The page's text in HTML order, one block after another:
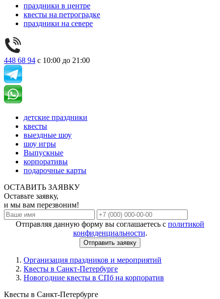
праздники в центре
квесты на петроградке
праздники на севере
448 68 94 с 10:00 до 21:00
детские праздники
квесты
выездные шоу
шоу игры
Выпускные
корпоративы
подарочные карты
ОСТАВИТЬ ЗАЯВКУ
Оставьте заявку,
и мы вам перезвоним!
Отправляя данную форму вы соглашаетесь с политикой
конфиденциальности.
Отправить заявку
Организация праздников и мероприятий
Квесты в Санкт-Петербурге
Новогодние квесты в СПб на корпоратив
Квесты в Санкт-Петербурге